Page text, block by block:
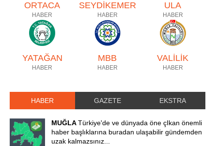
ORTACA
HABER
SEYDİKEMER
HABER
ULA
HABER
YATAĞAN
HABER
MBB
HABER
VALİLİK
HABER
HABER GAZETE EKSTRA
MUĞLATürkiye'de ve dünyada öne çIkan önemli
haber başlıklarına buradan ulaşabilir gündemden
uzak kalmazsınız...